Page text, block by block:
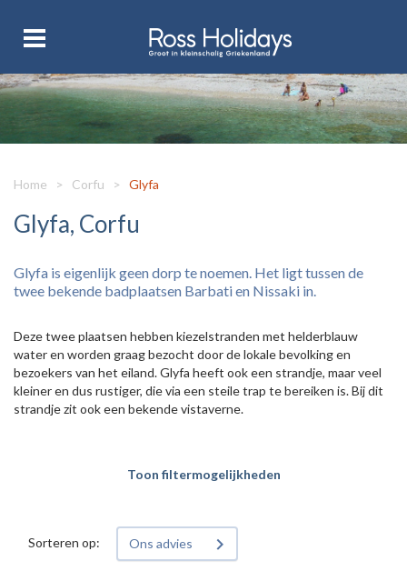
Home > Corfu > Glyfa
Glyfa, Corfu
Glyfa is eigenlijk geen dorp te noemen. Het ligt tussen de
twee bekende badplaatsen Barbati en Nissaki in.
Deze twee plaatsen hebben kiezelstranden met helderblauw
water en worden graag bezocht door de lokale bevolking en
bezoekers van het eiland. Glyfa heeft ook een strandje, maar veel
kleiner en dus rustiger, die via een steile trap te bereiken is. Bij dit
strandje zit ook een bekende vistaverne.
Toon filtermogelijkheden
Sorteren op: Ons advies